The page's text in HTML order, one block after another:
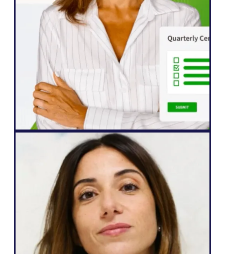
na pięć języków. Zauważyliśmy już
znaczną poprawę zaangażowania
naszych międzynarodowych odbiorców,
którzy są bardziej niż kiedykolwiek chętni
do interakcji z naszymi treściami".
John Springli
Senior Website Manager
Agencja internetowa
Weglot jest świetny, ponieważ odpowiada
moim potrzebom i temu, co mogę
obiecać moim klientom: łatwy sposób na
wielojęzyczność, całkowitą autonomię